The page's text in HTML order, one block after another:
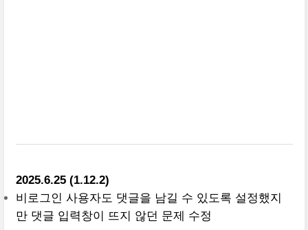
2025.6.25 (1.12.2)
비로그인 사용자도 댓글을 남길 수 있도록 설정했지
만 댓글 입력창이 뜨지 않던 문제 수정